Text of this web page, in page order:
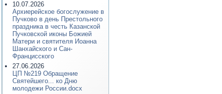
10.07.2026
Архиерейское богослужение в
Пучково в день Престольного
праздника в честь Казанской
Пучковской иконы Божией
Матери и святителя Иоанна
Шанхайского и Сан-
Францисского
27.06.2026
ЦП №219 Обращение
Святейшего... ко Дню
молодежи России.docx